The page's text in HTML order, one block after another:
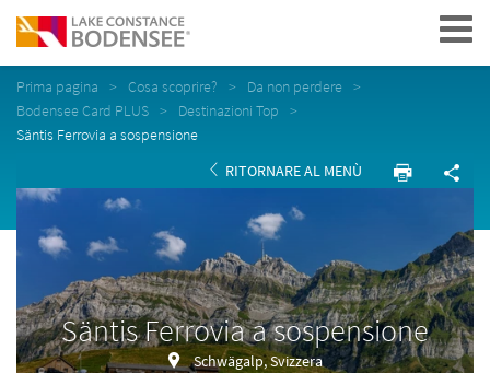
Navigation
Prima pagina Cosa scoprire?
Da non perdere
Bodensee Card PLUS
Destinazioni Top
Säntis Ferrovia a sospensione
RITORNARE AL MENÙ
Säntis Ferrovia a sospensione
Schwägalp, Svizzera